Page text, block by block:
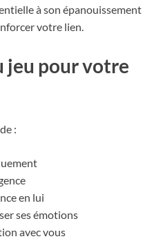
à son épanouissement
votre lien.
jeu pour votre
:
en lui
ses émotions
avec vous